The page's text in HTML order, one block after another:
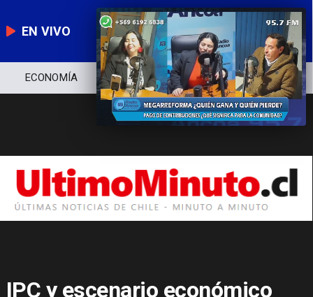
EN VIVO
ECONOMÍA POLICIAL SALUD
IPC y escenario económico